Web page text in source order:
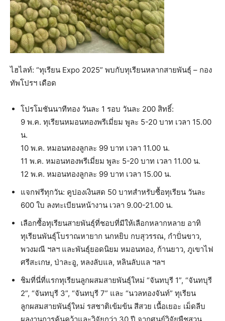
ไฮไลท์: “ทุเรียน Expo 2025” พบกับทุเรียนหลากสายพันธุ์ – กอง
ทัพโปรฯ เดือด
โปรโมชันนาทีทอง วันละ 1 รอบ วันละ 200 สิทธิ์:
9 พ.ค. ทุเรียนหมอนทองพรีเมี่ยม พูละ 5-20 บาท เวลา 15.00
น.
10 พ.ค. หมอนทองลูกละ 99 บาท เวลา 11.00 น.
11 พ.ค. หมอนทองพรีเมี่ยม พูละ 5-20 บาท เวลา 11.00 น.
12 พ.ค. หมอนทองลูกละ 99 บาท เวลา 15.00 น.
แจกฟรีทุกวัน: คูปองเงินสด 50 บาทสำหรับซื้อทุเรียน วันละ
600 ใบ ลงทะเบียนหน้างาน เวลา 9.00-21.00 น.
เลือกซื้อทุเรียนสายพันธุ์ที่ชอบที่มีให้เลือกหลากหลาย อาทิ
ทุเรียนพันธุ์โบราณหายาก นกหยิบ กบสุวรรณ, กำปั่นขาว,
พวงมณี ฯลฯ และพันธุ์ยอดนิยม หมอนทอง, ก้านยาว, ภูเขาไฟ
ศรีสะเกษ, ป่าละอู, หลงลับแล, หลินลับแล ฯลฯ
ชิมที่นี่ที่แรกทุเรียนลูกผสมสายพันธุ์ใหม่ “จันทบุรี 1”, “จันทบุรี
2”, “จันทบุรี 3”, “จันทบุรี 7” และ “นวลทองจันท์” ทุเรียน
ลูกผสมสายพันธุ์ใหม่ รสชาติเข้มข้น สีสวย เนื้อเยอะ เม็ดลีบ